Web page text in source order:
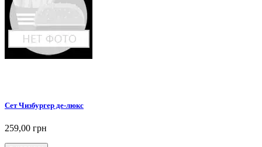
Сет Чизбургер де-люкс
259,00 грн